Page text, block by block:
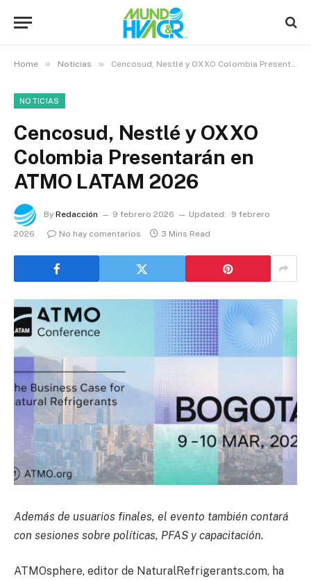
Home » Noticias » Cencosud, Nestlé y OXXO Colombia Presentarán en ATMO LATAM 2026
NOTICIAS
Cencosud, Nestlé y OXXO
Colombia Presentarán en
ATMO LATAM 2026
By Redacción 9 febrero 2026 Updated:
9 febrero
2026
No hay comentarios 3 Mins Read
Además de usuarios finales, el evento también contará
con sesiones sobre políticas, PFAS y capacitación.
ATMOsphere, editor de NaturalRefrigerants.com, ha